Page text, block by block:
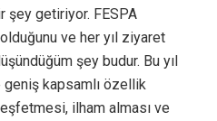
şey getiriyor. FESPA
ve her yıl ziyaret
şey budur. Bu yıl
geniş kapsamlı özellik
ilham alması ve